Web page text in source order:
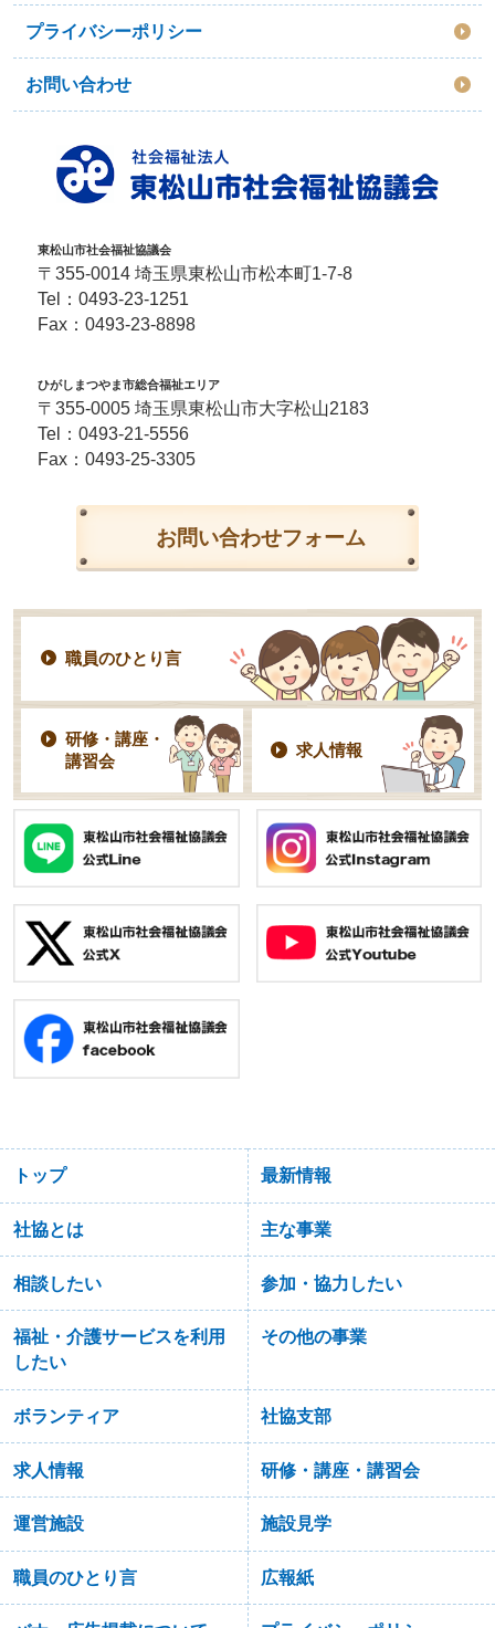
プライバシーポリシー
お問い合わせ
東松山市社会福祉協議会
〒355-0014 埼玉県東松山市松本町1-7-8
Tel： 0493-23-1251
Fax：0493-23-8898
ひがしまつやま市総合福祉エリア
〒355-0005 埼玉県東松山市大字松山2183
Tel： 0493-21-5556
Fax：0493-25-3305
お問い合わせフォーム
職員のひとり言
研修・講座・
講習会
求人情報
トップ 最新情報
社協とは 主な事業
相談したい 参加・協力したい
福祉・介護サービスを利用
したい
その他の事業
ボランティア 社協支部
求人情報 研修・講座・講習会
運営施設 施設見学
職員のひとり言 広報紙